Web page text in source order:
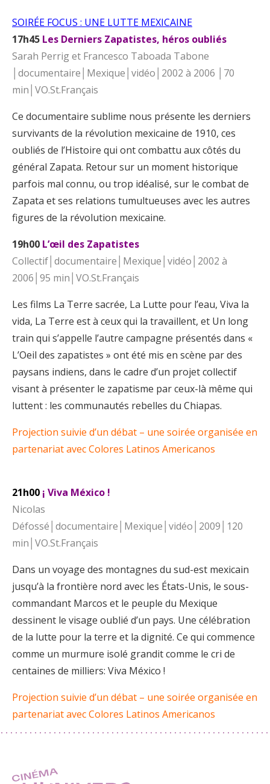
SOIRÉE FOCUS : UNE LUTTE MEXICAINE
17h45 Les Derniers Zapatistes, héros oubliés
Sarah Perrig et Francesco Taboada Tabone
│documentaire│Mexique│vidéo│2002 à 2006 │70
min│VO.St.Français
Ce documentaire sublime nous présente les derniers
survivants de la révolution mexicaine de 1910, ces
oubliés de l’Histoire qui ont combattu aux côtés du
général Zapata. Retour sur un moment historique
parfois mal connu, ou trop idéalisé, sur le combat de
Zapata et ses relations tumultueuses avec les autres
figures de la révolution mexicaine.
19h00 L’œil des Zapatistes
Collectif│documentaire│Mexique│vidéo│2002 à
2006│95 min│VO.St.Français
Les films La Terre sacrée, La Lutte pour l’eau, Viva la
vida, La Terre est à ceux qui la travaillent, et Un long
train qui s’appelle l’autre campagne présentés dans «
L’Oeil des zapatistes » ont été mis en scène par des
paysans indiens, dans le cadre d’un projet collectif
visant à présenter le zapatisme par ceux-là même qui
luttent : les communautés rebelles du Chiapas.
Projection suivie d’un débat – une soirée organisée en
partenariat avec Colores Latinos Americanos
21h00 ¡ Viva México !
Nicolas
Défossé│documentaire│Mexique│vidéo│2009│120
min│VO.St.Français
Dans un voyage des montagnes du sud-est mexicain
jusqu’à la frontière nord avec les États-Unis, le sous-
commandant Marcos et le peuple du Mexique
dessinent le visage oublié d’un pays. Une célébration
de la lutte pour la terre et la dignité. Ce qui commence
comme un murmure isolé grandit comme le cri de
centaines de milliers: Viva México !
Projection suivie d’un débat – une soirée organisée en
partenariat avec Colores Latinos Americanos